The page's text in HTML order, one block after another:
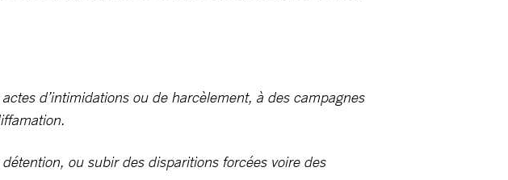
d’intimidations ou de harcèlement, à des campagnes
ou subir des disparitions forcées voire des